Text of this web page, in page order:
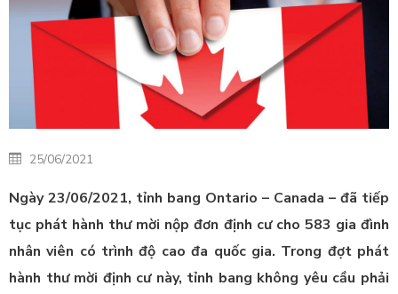
25/06/2021
Ngày 23/06/2021, tỉnh bang Ontario – Canada – đã tiếp
tục phát hành thư mời nộp đơn định cư cho 583 gia đình
nhân viên có trình độ cao đa quốc gia. Trong đợt phát
hành thư mời định cư này, tỉnh bang không yêu cầu phải